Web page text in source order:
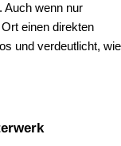
Auch wenn nur
einen direkten
und verdeutlicht, wie